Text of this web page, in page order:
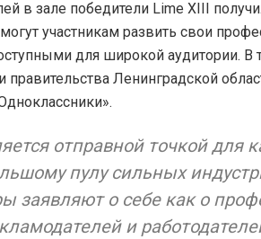
в зале победители Lime XIII
участникам развить свои
для широкой аудитории. В
Ленинградской
отправной точкой для
пулу сильных
заявляют о себе как о
и